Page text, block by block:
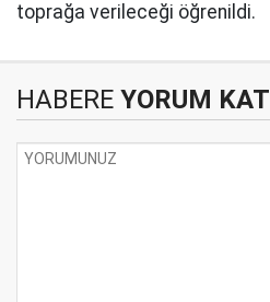
toprağa verileceği öğrenildi.
HABERE YORUM KAT